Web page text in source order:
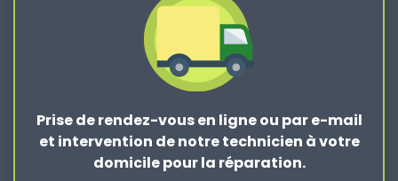
Prise de rendez-vous en ligne ou par e-mail
et intervention de notre technicien à votre
domicile pour la réparation.